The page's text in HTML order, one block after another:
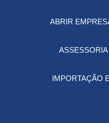
ABRIR
IMPORTAÇÃO